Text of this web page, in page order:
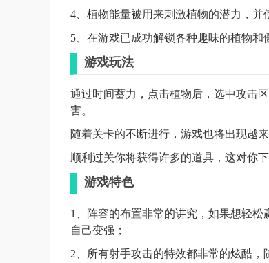
4、植物能量被用来刺激植物的潜力，并
5、在游戏已成功解锁各种趣味的植物和
游戏玩法
通过时间蓄力，点击植物后，选中攻击
害。
随着关卡的不断进行，游戏也将出现越来
顺利过关你将获得许多的道具，这对你
游戏特色
1、阵容的布置非常的讲究，如果想轻
自己变强；
2、所有射手攻击的特效都非常的炫酷